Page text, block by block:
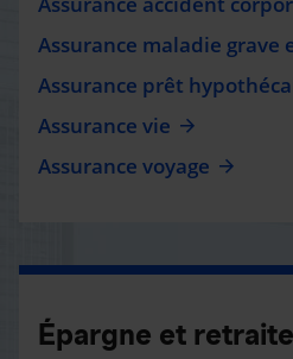
Assurance maladie grave
Assurance prêt
Assurance vie
Assurance voyage
Épargne et retraite